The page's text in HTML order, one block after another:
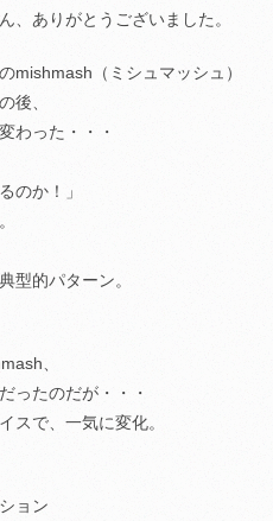
、ありがとうございました。
mishmash（ミシュマッシュ）
後、
わった・・・
のか！」
型的パターン。
、
ったのだが・・・
スで、一気に変化。
ョン